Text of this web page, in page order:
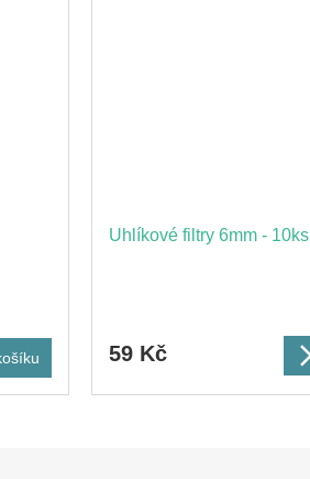
Uhlíkové filtry 6mm - 10ks
59 Kč